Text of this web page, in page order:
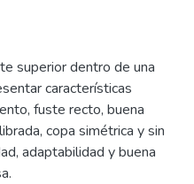
superior dentro de una
características
fuste recto, buena
copa simétrica y sin
adaptabilidad y buena